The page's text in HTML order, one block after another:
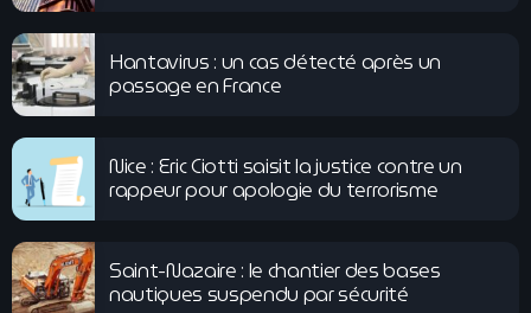
Hantavirus : un cas détecté après un
passage en France
Nice : Eric Ciotti saisit la justice contre un
rappeur pour apologie du terrorisme
Saint-Nazaire : le chantier des bases
nautiques suspendu par sécurité